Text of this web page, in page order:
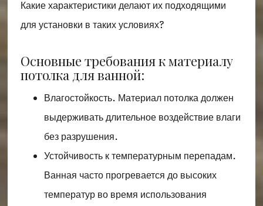
Какие характеристики делают их подходящими
для установки в таких условиях?
Основные требования к материалу
потолка для ванной:
Влагостойкость. Материал потолка должен
выдерживать длительное воздействие влаги
без разрушения.
Устойчивость к температурным перепадам.
Ванная часто прогревается до высоких
температур во время использования